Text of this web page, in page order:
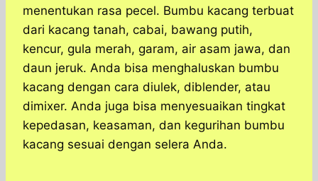
menentukan rasa pecel. Bumbu kacang terbuat
dari kacang tanah, cabai, bawang putih,
kencur, gula merah, garam, air asam jawa, dan
daun jeruk. Anda bisa menghaluskan bumbu
kacang dengan cara diulek, diblender, atau
dimixer. Anda juga bisa menyesuaikan tingkat
kepedasan, keasaman, dan kegurihan bumbu
kacang sesuai dengan selera Anda.